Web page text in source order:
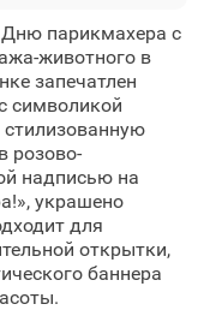
парикмахера с
животного в
запечатлен
символикой
розово-
надписью на
украшено
для
открытки,
баннера